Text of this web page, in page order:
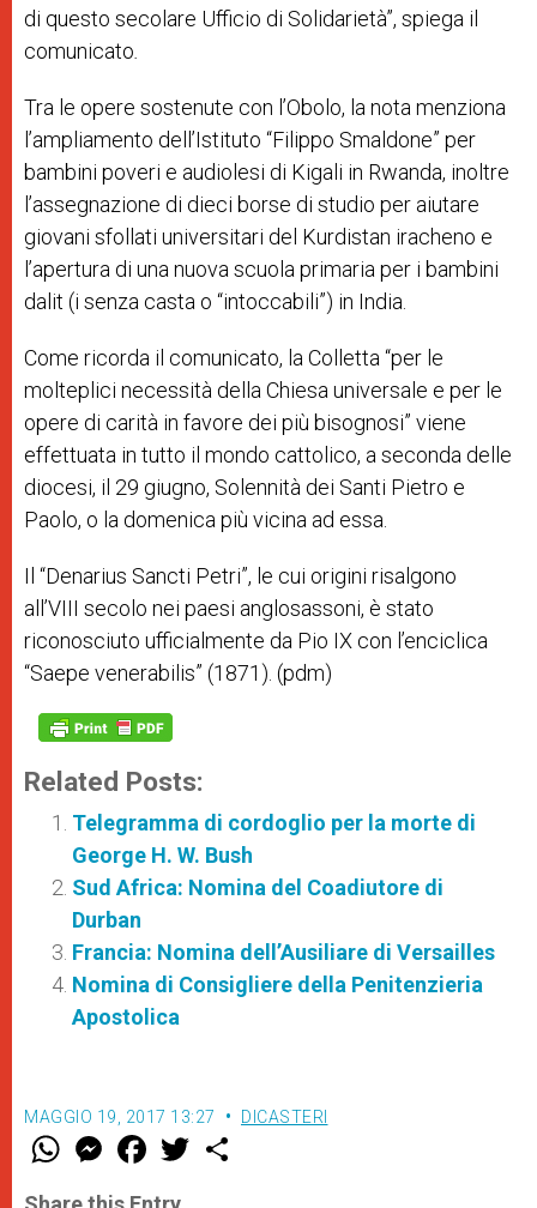
di questo secolare Ufficio di Solidarietà”, spiega il
comunicato
Tra le opere sostenute con l’Obolo, la nota menziona
l’ampliamento dell’Istituto “Filippo Smaldone” per
bambini poveri e audiolesi di Kigali in Rwanda, inoltre
l’assegnazione di dieci borse di studio per aiutare
giovani sfollati universitari del Kurdistan iracheno e
l’apertura di una nuova scuola primaria per i bambini
dalit (i senza casta o “intoccabili”) in India.
Come ricorda il comunicato, la Colletta “per le
molteplici necessità della Chiesa universale e per le
opere di carità in favore dei più bisognosi” viene
effettuata in tutto il mondo cattolico, a seconda delle
diocesi, il 29 giugno, Solennità dei Santi Pietro e
Paolo, o la domenica più vicina ad essa.
Il “Denarius Sancti Petri”, le cui origini risalgono
all’VIII secolo nei paesi anglosassoni, è stato
riconosciuto ufficialmente da Pio IX con l’enciclica
“Saepe venerabilis” (1871). (pdm)
Related Posts:
Telegramma di cordoglio per la morte di
George H. W. Bush
Sud Africa: Nomina del Coadiutore di
Durban
Francia: Nomina dell’Ausiliare di Versailles
Nomina di Consigliere della Penitenzieria
Apostolica
MAGGIO 19, 2017 13:27 DICASTERI
W
t
M
e
s
F
a
e
w